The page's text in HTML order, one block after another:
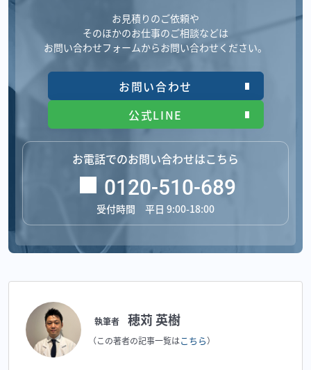
お見積りのご依頼や
そのほかのお仕事のご相談などは
お問い合わせフォームからお問い合わせください。
お問い合わせ
公式LINE
お電話でのお問い合わせはこちら
0120-510-689
受付時間 平日 9:00-18:00
執筆者 穂苅 英樹
（この著者の記事一覧はこちら）